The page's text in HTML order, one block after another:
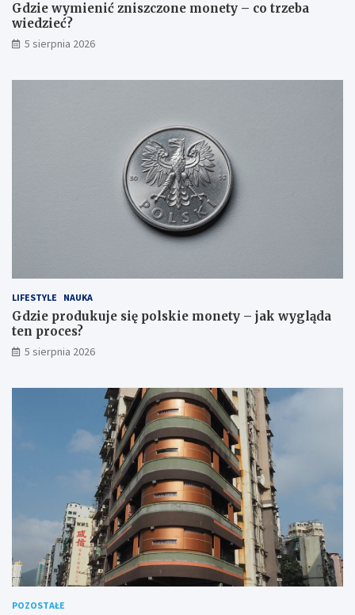
Gdzie wymienić zniszczone monety – co trzeba
wiedzieć?
5 sierpnia 2026
LIFESTYLE NAUKA
Gdzie produkuje się polskie monety – jak wygląda
ten proces?
5 sierpnia 2026
POZOSTAŁE